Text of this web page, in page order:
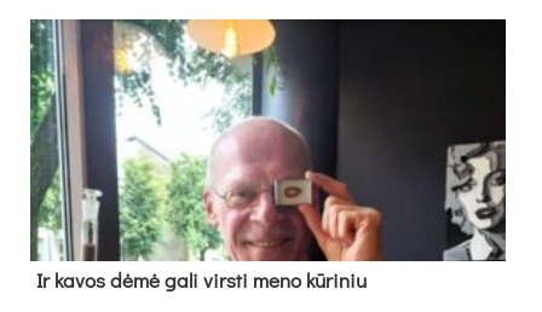
Ir ka­vos dė­mė ga­li virs­ti me­no kū­ri­niu